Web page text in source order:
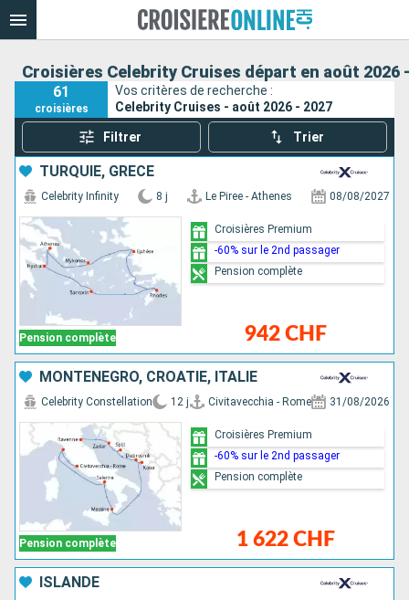
Croisières Celebrity Cruises départ en août 2026
61
croisières
Vos critères de recherche :
Celebrity Cruises - août 2026 - 2027
Filtrer Trier
TURQUIE, GRÈCE
Pension complète
Celebrity Infinity 8 j Le Piree - Athenes 08/08/2027
942 CHF
Croisières Premium
-60% sur le 2nd passager
Pension complète
MONTÉNÉGRO, CROATIE, ITALIE
Pension complète
Celebrity Constellation 12 j Civitavecchia - Rome 31/08/2026
1 622 CHF
Croisières Premium
-60% sur le 2nd passager
Pension complète
ISLANDE